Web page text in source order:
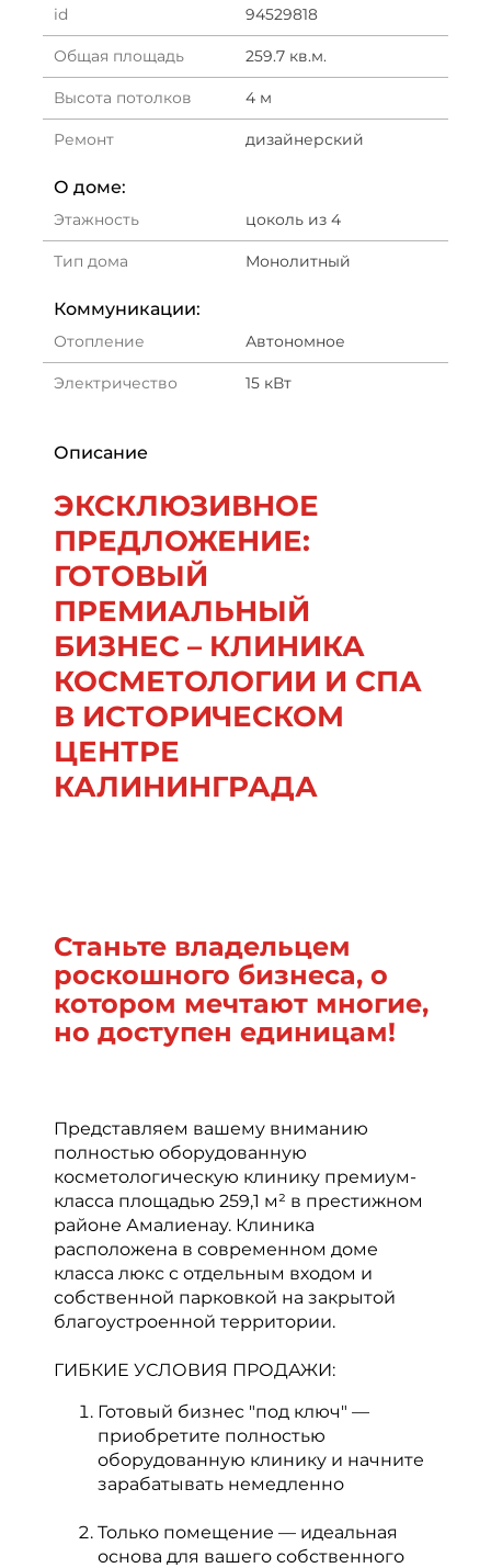
id 94529818
Общая площадь 259.7 кв.м.
Высота потолков 4 м
Ремонт дизайнерский
О доме:
Этажность цоколь из 4
Тип дома Монолитный
Коммуникации:
Отопление Автономное
Электричество 15 кВт
Описание
ЭКСКЛЮЗИВНОЕ
ПРЕДЛОЖЕНИЕ:
ГОТОВЫЙ
ПРЕМИАЛЬНЫЙ
БИЗНЕС – КЛИНИКА
КОСМЕТОЛОГИИ И СПА
В ИСТОРИЧЕСКОМ
ЦЕНТРЕ
КАЛИНИНГРАДА
Станьте владельцем
роскошного бизнеса, о
котором мечтают многие,
но доступен единицам!
Представляем вашему вниманию
полностью оборудованную
косметологическую клинику премиум-
класса площадью 259,1 м² в престижном
районе Амалиенау. Клиника
расположена в современном доме
класса люкс с отдельным входом и
собственной парковкой на закрытой
благоустроенной территории.
ГИБКИЕ УСЛОВИЯ ПРОДАЖИ:
Готовый бизнес "под ключ" —
приобретите полностью
оборудованную клинику и начните
зарабатывать немедленно
Только помещение — идеальная
основа для вашего собственного